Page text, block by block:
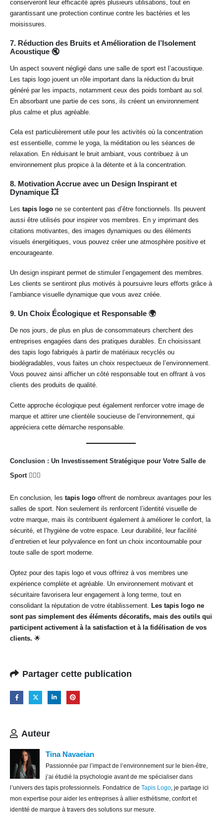
conserveront leur efficacité après plusieurs utilisations, tout en
garantissant une protection continue contre les bactéries et les
moisissures.
7. Réduction des Bruits et Amélioration de l’Isolement
Acoustique 🔇
Un aspect souvent négligé dans une salle de sport est l’acoustique.
Les tapis logo jouent un rôle important dans la réduction du bruit
généré par les impacts, notamment ceux des poids tombant au sol.
En absorbant une partie de ces sons, ils créent un environnement
plus calme et plus agréable.
Cela est particulièrement utile pour les activités où la concentration
est essentielle, comme le yoga, la méditation ou les séances de
relaxation. En réduisant le bruit ambiant, vous contribuez à un
environnement plus propice à la détente et à la concentration.
8. Motivation Accrue avec un Design Inspirant et
Dynamique 💥
Les tapis logo ne se contentent pas d’être fonctionnels. Ils peuvent
aussi être utilisés pour inspirer vos membres. En y imprimant des
citations motivantes, des images dynamiques ou des éléments
visuels énergétiques, vous pouvez créer une atmosphère positive et
encourageante.
Un design inspirant permet de stimuler l’engagement des membres.
Les clients se sentiront plus motivés à poursuivre leurs efforts grâce à
l’ambiance visuelle dynamique que vous avez créée.
9. Un Choix Écologique et Responsable 🌍
De nos jours, de plus en plus de consommateurs cherchent des
entreprises engagées dans des pratiques durables. En choisissant
des tapis logo fabriqués à partir de matériaux recyclés ou
biodégradables, vous faites un choix respectueux de l’environnement.
Vous pouvez ainsi afficher un côté responsable tout en offrant à vos
clients des produits de qualité.
Cette approche écologique peut également renforcer votre image de
marque et attirer une clientèle soucieuse de l’environnement, qui
appréciera cette démarche responsable.
Conclusion : Un Investissement Stratégique pour Votre Salle de
Sport 🏋️‍♀️🌟
En conclusion, les tapis logo offrent de nombreux avantages pour les
salles de sport. Non seulement ils renforcent l’identité visuelle de
votre marque, mais ils contribuent également à améliorer le confort, la
sécurité, et l’hygiène de votre espace. Leur durabilité, leur facilité
d’entretien et leur polyvalence en font un choix incontournable pour
toute salle de sport moderne.
Optez pour des tapis logo et vous offrirez à vos membres une
expérience complète et agréable. Un environnement motivant et
sécuritaire favorisera leur engagement à long terme, tout en
consolidant la réputation de votre établissement.
Les tapis logo ne
sont pas simplement des éléments décoratifs, mais des outils qui
participent activement à la satisfaction et à la fidélisation de vos
clients. 🌟
Partager cette publication
Auteur
Tina Navaeian
Passionnée par l’impact de l’environnement sur le bien-être,
j’ai étudié la psychologie avant de me spécialiser dans
l’univers des tapis professionnels. Fondatrice de Tapis Logo , je partage ici
mon expertise pour aider les entreprises à allier esthétisme, confort et
identité de marque à travers des solutions sur mesure.